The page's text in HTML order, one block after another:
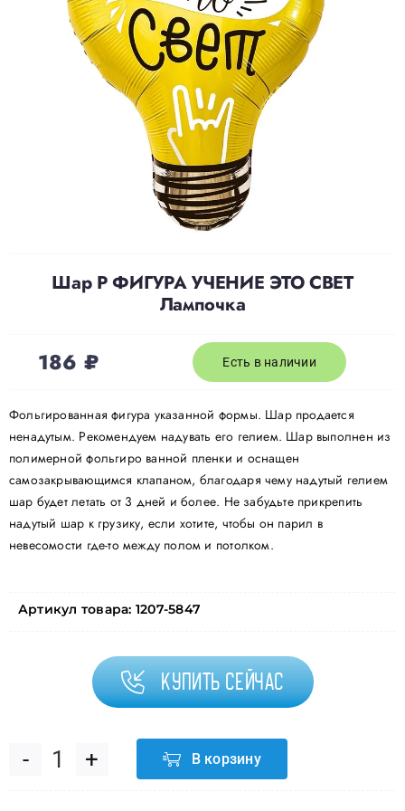
Доставка
Политика конфиденциальности
Шар Р ФИГУРА УЧЕНИЕ ЭТО СВЕТ
Лампочка
186₽ Есть в наличии
Фольгированная фигура указанной формы. Шар продается
ненадутым. Рекомендуем надувать его гелием. Шар выполнен из
полимерной фольгиро ванной пленки и оснащен
самозакрывающимся клапаном, благодаря чему надутый гелием
шар будет летать от 3 дней и более. Не забудьте прикрепить
надутый шар к грузику, если хотите, чтобы он парил в
невесомости где-то между полом и потолком.
Артикул товара: 1207-5847
Купить сейчас
Количество
В корзину